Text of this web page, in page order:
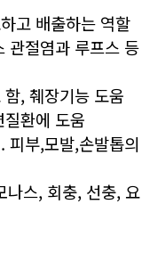
고 배출하는 역할
관절염과 루프스 등
, 췌장기능 도움
환에 도움
피부,모발,손발톱의
스, 회충, 선충, 요